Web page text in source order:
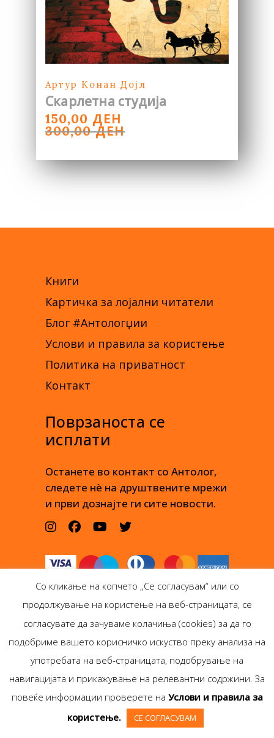
Артур Конан Дојл
Скарлетна студија
300,00ДЕН
ORIGINAL
PRICE
WAS:
150,00 ДЕН
CURRENT
PRICE
IS:
Книги
Картичка за лојални читатели
Блог #Антологџии
Услови и правила за користење
Политика на приватност
Контакт
Поврзаноста се
исплати
Останете во контакт со Антолог,
следете нè на друштвените мрежи
и први дознајте ги сите новости.
Антолог Боокс дооел
Copyright © Antolog
Books 1999-2020
Со кликање на копчето „Се согласувам“ или со
продолжување на користење на веб-страницата, се
согласувате да зачуваме колачиња (cookies) за да го
подобриме вашето корисничко искуство преку анализа на
употребата на веб-страницата, подобрување на
навигацијата и прикажување на релевантни содржини. За
повеќе информации проверете на Услови и правила за
користење.
СЕ СОГЛАСУВАМ